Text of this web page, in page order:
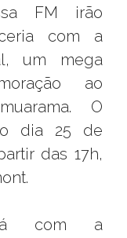
FM irão
com a
um mega
ao
O
dia 25 de
das 17h,
com a